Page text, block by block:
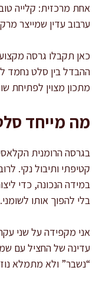
אחת מרכזית: קלייה
ערבוב עדין שמייצר
כאן תקבלו גרסה
ההבדל בין סלט נחמד
מתכון מצוין לפתיחת
מה מייחד
בגרסה הרומנית
קטיפתי ותיבול נקי.
במידה הנכונה, כדי
בלי להפוך אותו לשומני.
אני מקפידה על שני
עדינה של החציל עם
“נשבר” ולא מתמלא